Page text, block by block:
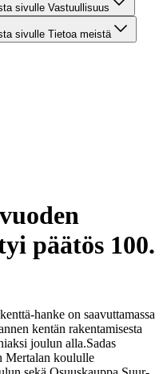
sivulle Vastuullisuus
sivulle Tietoa meistä
päätös 100.
hanke on saavuttamassa
kentän rakentamisesta
joulun alla.Sadas
Mertalan koululle